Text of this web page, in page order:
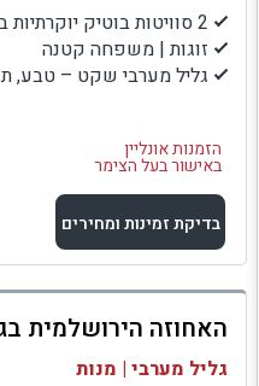
2 סוויטות בוטיק יוקרתיות בכפר ורדים
זוגות | משפחה קטנה
גליל מערבי שקט – טבע,
הזמנות אונליין
באישור בעל הצימר
בדיקת זמינות ומחירים
למתחם זה
בדיקת זמינות ומחירים
האחוזה הירושלמית
גליל מערבי | מנות